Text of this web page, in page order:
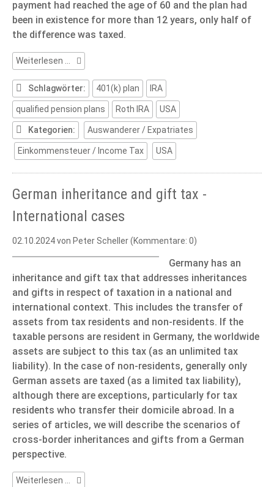
payment had reached the age of 60 and the plan had
been in existence for more than 12 years, only half of
the difference was taxed.
Weiterlesen …
Attention:
Change
in
the
taxation
of
qualified
US
pension
plans
Schlagwörter: 401(k) plan IRA
qualified pension plans Roth IRA USA
Kategorien: Auswanderer / Expatriates
Einkommensteuer / Income Tax USA
German inheritance and gift tax -
International cases
02.10.2024von Peter Scheller (Kommentare: 0)
Germany has an
inheritance and gift tax that addresses inheritances
and gifts in respect of taxation in a national and
international context. This includes the transfer of
assets from tax residents and non-residents. If the
taxable persons are resident in Germany, the worldwide
assets are subject to this tax (as an unlimited tax
liability). In the case of non-residents, generally only
German assets are taxed (as a limited tax liability),
although there are exceptions, particularly for tax
residents who transfer their domicile abroad. In a
series of articles, we will describe the scenarios of
cross-border inheritances and gifts from a German
perspective.
Weiterlesen …
German